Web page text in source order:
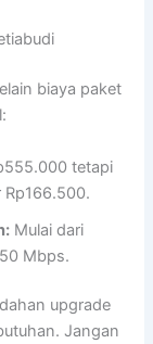
biaya paket
tetapi
Mulai dari
Mbps.
upgrade
Jangan